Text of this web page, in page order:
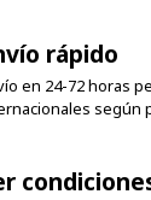
rápido
en 24-72 horas
según